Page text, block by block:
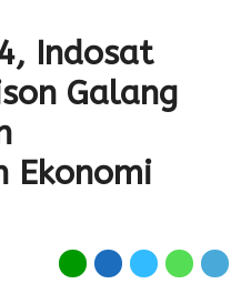
Indosat
Galang
Ekonomi